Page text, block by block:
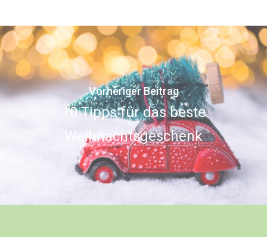
Vorheriger Beitrag
10 Tipps für das beste
Weihnachtsgeschenk